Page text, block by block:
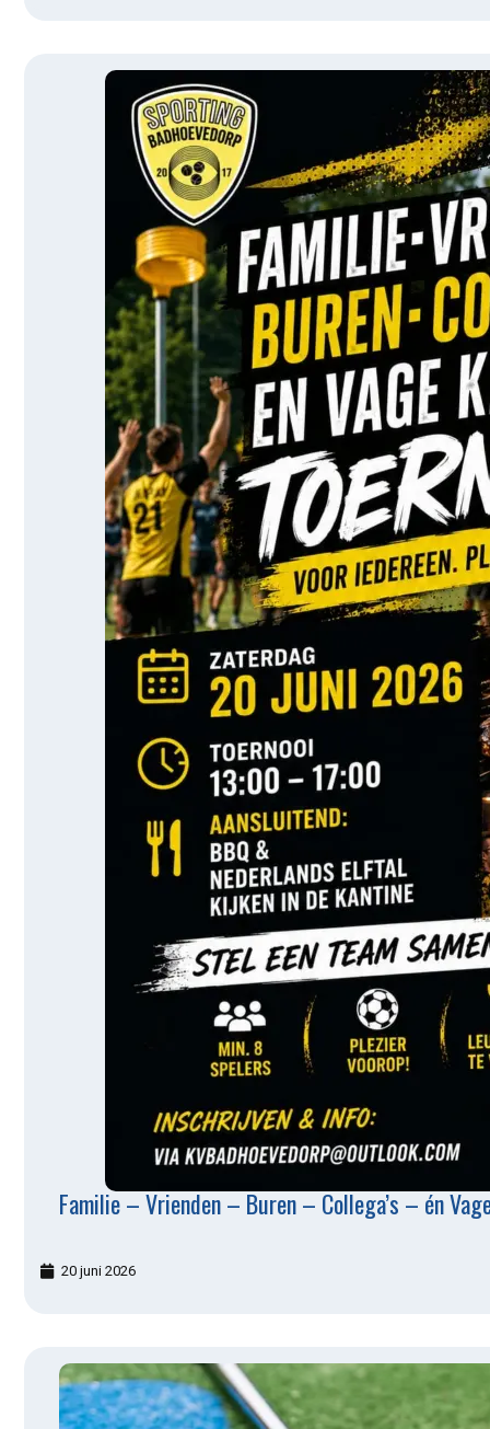
Familie – Vrienden – Buren – Collega’s – én
20 juni 2026